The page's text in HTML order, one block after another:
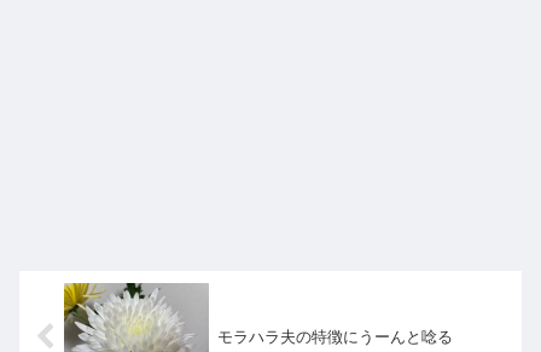
モラハラ夫の特徴にうーんと唸る